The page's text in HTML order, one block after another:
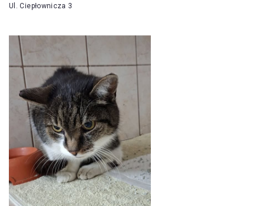
Ul. Ciepłownicza 3